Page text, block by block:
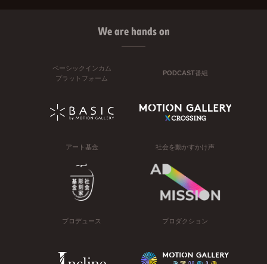
We are hands on
ベーシックインカム
プラットフォーム
PODCAST番組
アート基金 社会を動かすかけ声
プロデュース プロダクション